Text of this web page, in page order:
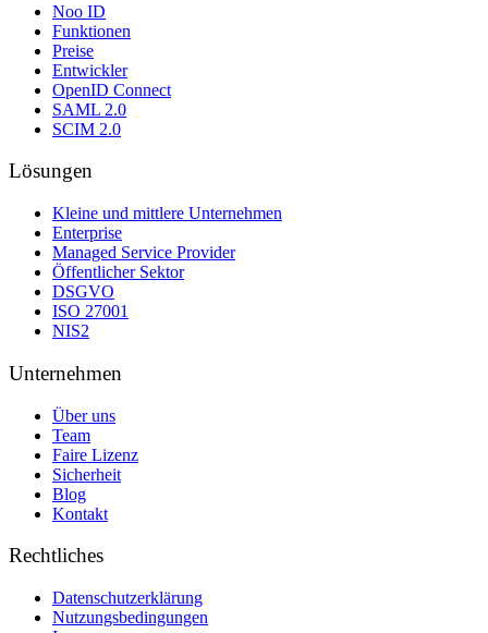
Noo ID
Funktionen
Preise
Entwickler
OpenID Connect
SAML 2.0
SCIM 2.0
Lösungen
Kleine und mittlere Unternehmen
Enterprise
Managed Service Provider
Öffentlicher Sektor
DSGVO
ISO 27001
NIS2
Unternehmen
Über uns
Team
Faire Lizenz
Sicherheit
Blog
Kontakt
Rechtliches
Datenschutzerklärung
Nutzungsbedingungen